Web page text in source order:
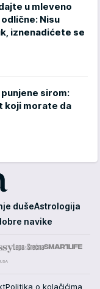
u mleveno
Nisu
iznenadićete se
sirom:
koji morate da
dušeAstrologija
navike
Politika o kolačićima